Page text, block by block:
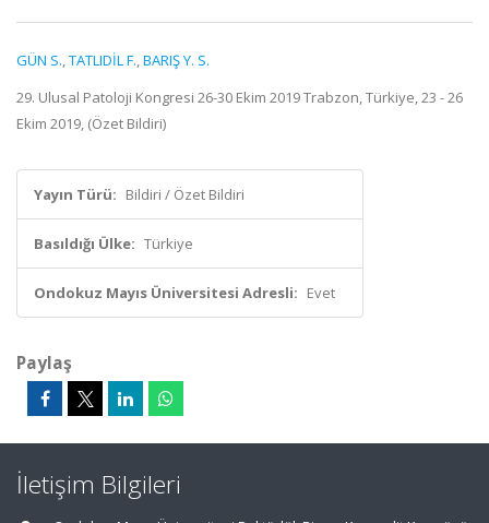
GÜN S.,TATLIDİL F.,BARIŞ Y. S.
29. Ulusal Patoloji Kongresi 26-30 Ekim 2019 Trabzon, Türkiye, 23 - 26
Ekim 2019, (Özet Bildiri)
Yayın Türü: Bildiri / Özet Bildiri
Basıldığı Ülke: Türkiye
Ondokuz Mayıs Üniversitesi Adresli: Evet
Paylaş
İletişim Bilgileri